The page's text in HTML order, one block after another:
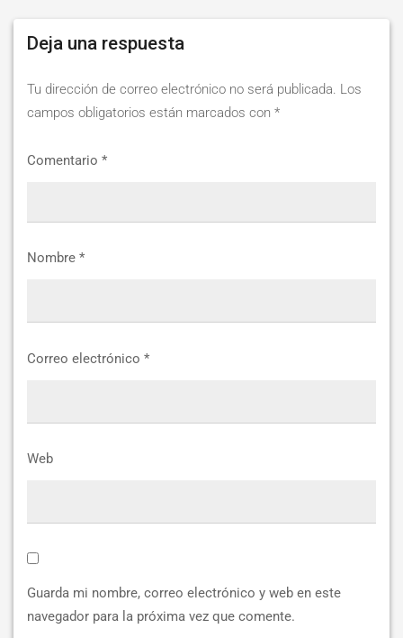
Deja una respuesta
Tu dirección de correo electrónico no será publicada. Los
campos obligatorios están marcados con *
Comentario *
Nombre *
Correo electrónico *
Web
Guarda mi nombre, correo electrónico y web en este
navegador para la próxima vez que comente.